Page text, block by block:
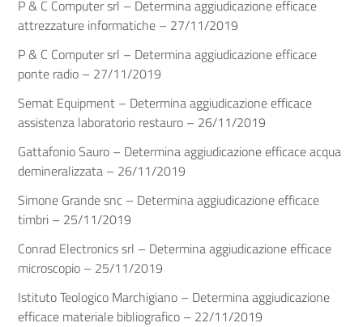
P & C Computer srl – Determina aggiudicazione efficace
attrezzature informatiche – 27/11/2019
P & C Computer srl – Determina aggiudicazione efficace
ponte radio – 27/11/2019
Semat Equipment – Determina aggiudicazione efficace
assistenza laboratorio restauro – 26/11/2019
Gattafonio Sauro – Determina aggiudicazione efficace acqua
demineralizzata – 26/11/2019
Simone Grande snc – Determina aggiudicazione efficace
timbri – 25/11/2019
Conrad Electronics srl – Determina aggiudicazione efficace
microscopio – 25/11/2019
Istituto Teologico Marchigiano – Determina aggiudicazione
efficace materiale bibliografico – 22/11/2019